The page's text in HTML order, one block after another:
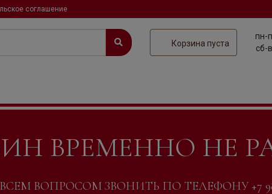
соглашение
Корзина пуста
пн-
сб-
ВРЕМЕННО НЕ
ВОПРОСОМ ЗВОНИТЬ ПО ТЕЛЕФОНУ +7 985